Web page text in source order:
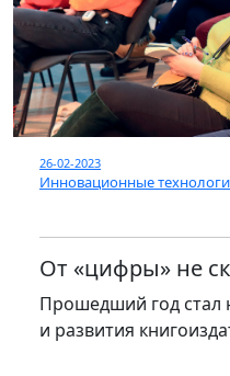
26-02-2023
Инновационные
От «цифры» не
Прошедший год стал
и развития